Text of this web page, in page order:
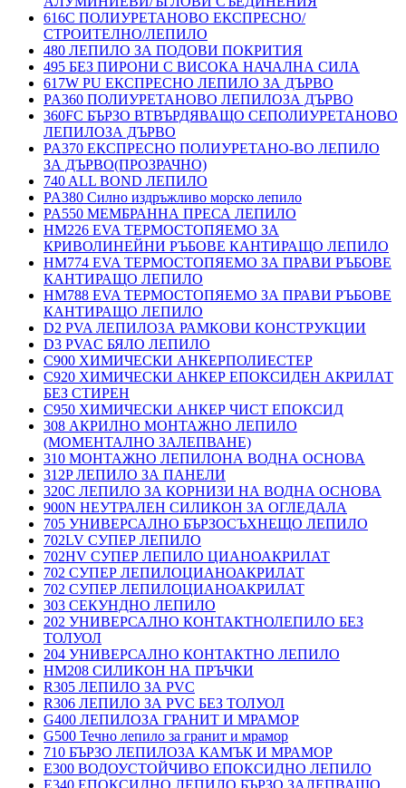
616C ПОЛИУРЕТАНОВО ЕКСПРЕСНО/
СТРОИТЕЛНО/ЛЕПИЛО
480 ЛЕПИЛО ЗА ПОДОВИ ПОКРИТИЯ
495 БЕЗ ПИРОНИ С ВИСОКА НАЧАЛНА СИЛА
617W PU ЕКСПРЕСНО ЛЕПИЛО ЗА ДЪРВО
PA360 ПОЛИУРЕТАНОВО ЛЕПИЛОЗА ДЪРВО
360FC БЪРЗО ВТВЪРДЯВАЩО СЕПОЛИУРЕТАНОВО
ЛЕПИЛОЗА ДЪРВО
PA370 ЕКСПРЕСНО ПОЛИУРЕТАНО-ВО ЛЕПИЛО
ЗА ДЪРВО(ПРОЗРАЧНО)
740 ALL BOND ЛЕПИЛО
PA380 Силно издръжливо морско лепило
PA550 МЕМБРАННА ПРЕСА ЛЕПИЛО
HM226 EVA ТЕРМОСТОПЯЕМО ЗА
КРИВОЛИНЕЙНИ РЪБОВЕ КАНТИРАЩО ЛЕПИЛО
HM774 EVA ТЕРМОСТОПЯЕМО ЗА ПРАВИ РЪБОВЕ
КАНТИРАЩО ЛЕПИЛО
HM788 EVA ТЕРМОСТОПЯЕМО ЗА ПРАВИ РЪБОВЕ
КАНТИРАЩО ЛЕПИЛО
D2 PVA ЛЕПИЛОЗА РАМКОВИ КОНСТРУКЦИИ
D3 PVAC БЯЛО ЛЕПИЛО
C900 ХИМИЧЕСКИ АНКЕРПОЛИЕСТЕP
C920 ХИМИЧЕСКИ АНКЕР ЕПОКСИДЕН АКРИЛАТ
БЕЗ СТИРЕН
C950 ХИМИЧЕСКИ АНКЕР ЧИСТ ЕПОКСИД
308 АКРИЛНО МОНТАЖНО ЛЕПИЛО
(МОМЕНТАЛНО ЗАЛЕПВАНЕ)
310 МОНТАЖНО ЛЕПИЛОНА ВОДНА ОСНОВА
312P ЛЕПИЛО ЗА ПАНЕЛИ
320C ЛЕПИЛО ЗА КОРНИЗИ НА ВОДНА ОСНОВА
900N НЕУТРАЛЕН СИЛИКОН ЗА ОГЛЕДАЛА
705 УНИВЕРСАЛНО БЪРЗОСЪХНЕЩО ЛЕПИЛО
702LV СУПЕР ЛЕПИЛО
702HV СУПЕР ЛЕПИЛО ЦИАНОАКРИЛАТ
702 СУПЕР ЛЕПИЛОЦИАНОАКРИЛАТ
702 СУПЕР ЛЕПИЛОЦИАНОАКРИЛАТ
303 СЕКУНДНО ЛЕПИЛО
202 УНИВЕРСАЛНО КОНТАКТНОЛЕПИЛО БЕЗ
ТОЛУОЛ
204 УНИВЕРСАЛНО КОНТАКТНО ЛЕПИЛО
HM208 СИЛИКОН НА ПРЪЧКИ
R305 ЛЕПИЛО ЗА PVC
R306 ЛЕПИЛО ЗА PVC БЕЗ ТОЛУОЛ
G400 ЛЕПИЛОЗА ГРАНИТ И МРАМОP
G500 Течно лепило за гранит и мрамор
710 БЪРЗО ЛЕПИЛОЗА КАМЪК И МРАМОP
E300 ВОДОУСТОЙЧИВО ЕПОКСИДНО ЛЕПИЛО
E340 ЕПОКСИДНО ЛЕПИЛО БЪРЗО ЗАЛЕПВАЩО